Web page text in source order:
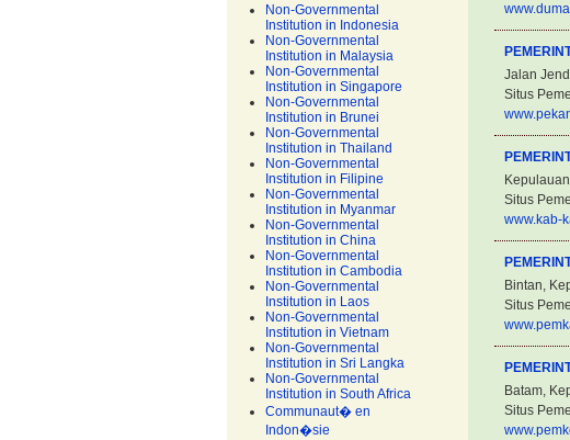
Non-Governmental
Institution in Indonesia
Non-Governmental
Institution in Malaysia
Non-Governmental
Institution in Singapore
Non-Governmental
Institution in Brunei
Non-Governmental
Institution in Thailand
Non-Governmental
Institution in Filipine
Non-Governmental
Institution in Myanmar
Non-Governmental
Institution in China
Non-Governmental
Institution in Cambodia
Non-Governmental
Institution in Laos
Non-Governmental
Institution in Vietnam
Non-Governmental
Institution in Sri Langka
Non-Governmental
Institution in South Africa
Communaut� en
Indon�sie
Jalan
Situs
Situs
www.kab-
Bintan,
Situs
Batam,
Situs